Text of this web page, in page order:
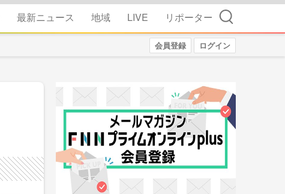
最新ニュース 地域 LIVE リポーター 検索
会員登録 ログイン